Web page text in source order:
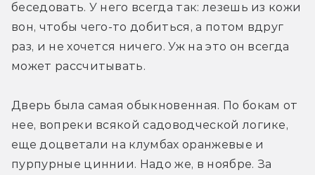
беседовать. У него всегда так: лезешь из кожи
вон, чтобы чего-то добиться, а потом вдруг
раз, и не хочется ничего. Уж на это он всегда
может рассчитывать.
Дверь была самая обыкновенная. По бокам от
нее, вопреки всякой садоводческой логике,
еще доцветали на клумбах оранжевые и
пурпурные циннии. Надо же, в ноябре. За